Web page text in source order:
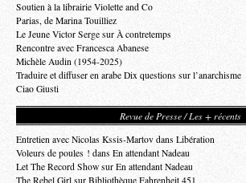
Soutien à la librairie Violette and Co
Parias, de Marina Touilliez
Le Jeune Victor Serge sur À contretemps
Rencontre avec Francesca Abanese
Michèle Audin (1954-2025)
Traduire et diffuser en arabe Dix questions sur l’anarchisme
Ciao Giusti
Revue de Presse / Les + récents
Entretien avec Nicolas Kssis-Martov dans Libération
Voleurs de poules ! dans En attendant Nadeau
Let The Record Show sur En attendant Nadeau
The Rebel Girl sur Bibliothèque Fahrenheit 451